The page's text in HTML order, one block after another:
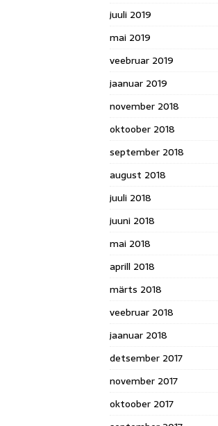
juuli 2019
mai 2019
veebruar 2019
jaanuar 2019
november 2018
oktoober 2018
september 2018
august 2018
juuli 2018
juuni 2018
mai 2018
aprill 2018
märts 2018
veebruar 2018
jaanuar 2018
detsember 2017
november 2017
oktoober 2017